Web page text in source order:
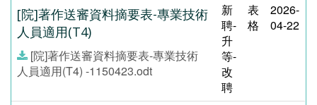
[院]著作送審資料摘要表-專業技術
人員適用(T4)
[院]著作送審資料摘要表-專業技術
人員適用(T4) -1150423.odt
新
聘-
升
等-
改
聘
表
格
2026-
04-22